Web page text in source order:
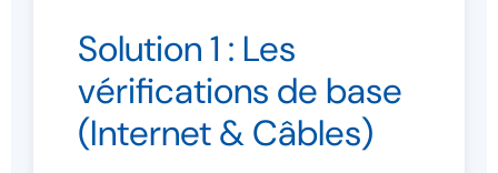
Solution 1 : Les
vérifications de base
(Internet & Câbles)